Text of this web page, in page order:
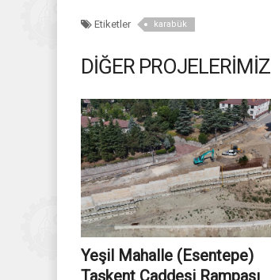
Etiketler karabük
DİĞER PROJELERİMİZ
Yeşil Mahalle (Esentepe)